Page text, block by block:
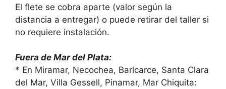
El flete se cobra aparte (valor según la
distancia a entregar) o puede retirar del taller si
no requiere instalación.
Fuera de Mar del Plata:
* En Miramar, Necochea, Barlcarce, Santa Clara
del Mar, Villa Gessell, Pinamar, Mar Chiquita: